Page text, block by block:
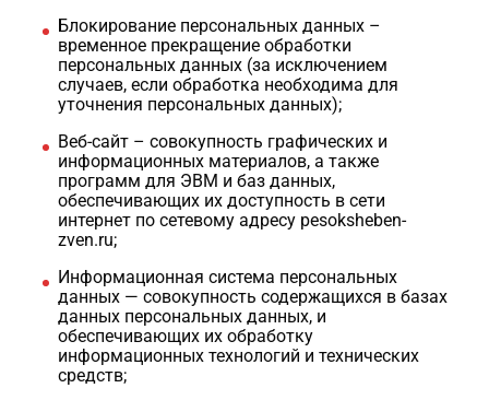
Блокирование персональных данных –
временное прекращение обработки
персональных данных (за исключением
случаев, если обработка необходима для
уточнения персональных данных);
Веб-сайт – совокупность графических и
информационных материалов, а также
программ для ЭВМ и баз данных,
обеспечивающих их доступность в сети
интернет по сетевому адресу pesoksheben-
zven.ru;
Информационная система персональных
данных — совокупность содержащихся в базах
данных персональных данных, и
обеспечивающих их обработку
информационных технологий и технических
средств;